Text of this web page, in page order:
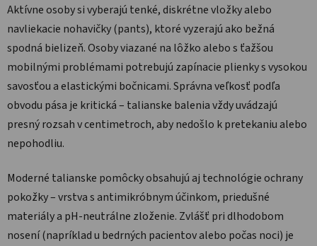
Aktívne osoby si vyberajú tenké, diskrétne vložky alebo
navliekacie nohavičky (pants), ktoré vyzerajú ako bežná
spodná bielizeň. Osoby viazané na lôžko alebo s ťažšou
mobilnými problémami potrebujú zapínacie plienky s vysokou
savosťou a elastickými bočnicami. Správna veľkosť podľa
obvodu pása je kritická – talianske balenia vždy uvádzajú
presný rozsah v centimetroch, aby nedošlo k pretekaniu alebo
nepohodliu.
Moderné talianske pomôcky obsahujú aj technológie ochrany
pokožky – vrstva s antimikróbnym účinkom, priedušné
materiály a pH-neutrálne zloženie. Zvlášť pri dlhodobom
nosení (napríklad u bedrných pacientov alebo počas noci) je